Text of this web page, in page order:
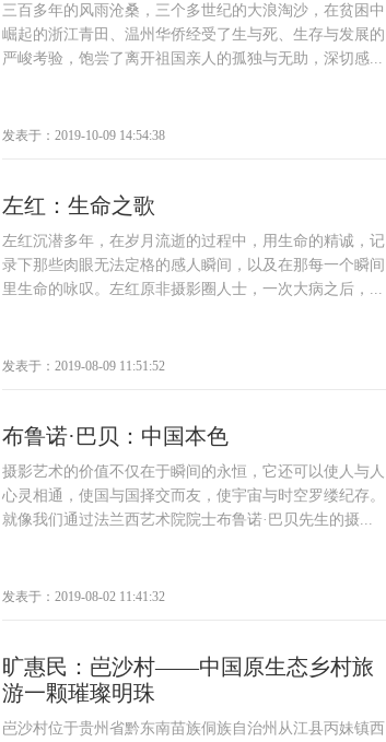
三百多年的风雨沧桑，三个多世纪的大浪淘沙，在贫困中
崛起的浙江青田、温州华侨经受了生与死、生存与发展的
严峻考验，饱尝了离开祖国亲人的孤独与无助，深切感...
发表于：2019-10-09 14:54:38
左红：生命之歌
左红沉潜多年，在岁月流逝的过程中，用生命的精诚，记
录下那些肉眼无法定格的感人瞬间，以及在那每一个瞬间
里生命的咏叹。左红原非摄影圈人士，一次大病之后，...
发表于：2019-08-09 11:51:52
布鲁诺·巴贝：中国本色
摄影艺术的价值不仅在于瞬间的永恒，它还可以使人与人
心灵相通，使国与国择交而友，使宇宙与时空罗缕纪存。
就像我们通过法兰西艺术院院士布鲁诺·巴贝先生的摄...
发表于：2019-08-02 11:41:32
旷惠民：岜沙村——中国原生态乡村旅
游一颗璀璨明珠
岜沙村位于贵州省黔东南苗族侗族自治州从江县丙妹镇西